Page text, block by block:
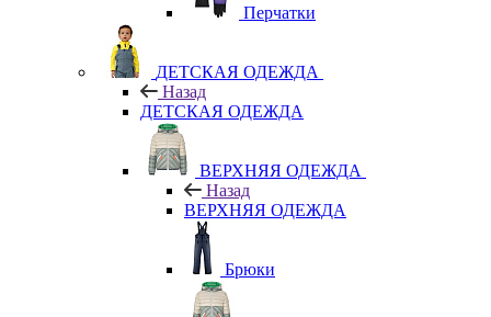
Перчатки
ДЕТСКАЯ ОДЕЖДА
Назад
ДЕТСКАЯ ОДЕЖДА
ВЕРХНЯЯ ОДЕЖДА
Назад
ВЕРХНЯЯ ОДЕЖДА
Брюки